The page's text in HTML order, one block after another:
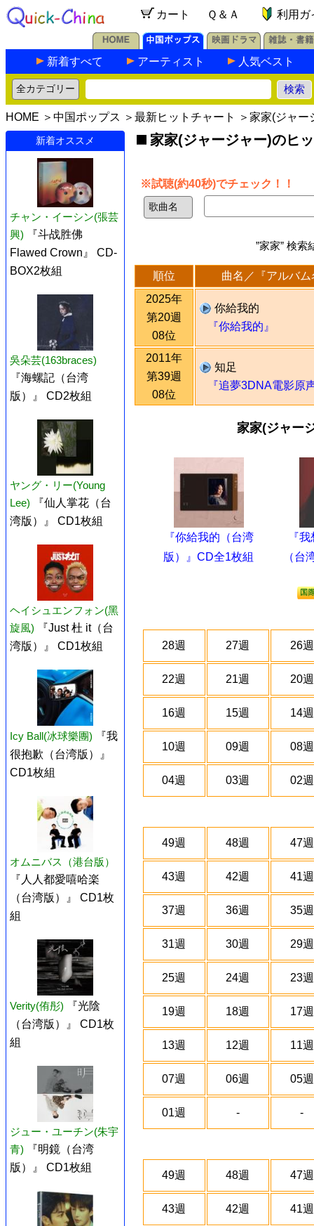
カート Ｑ＆Ａ 利用ガ
新着すべて アーティスト 人気ベスト
HOME ＞ 中国ポップス ＞ 最新ヒットチャート ＞家家(ジャー
新着オススメ
チャン・イーシン(張芸
興)
『斗战胜佛
Flawed Crown』 CD-
BOX2枚組
吳朵芸(163braces)
『海螺記（台湾
版）』 CD2枚組
ヤング・リー(Young
Lee)
『仙人掌花（台
湾版）』 CD1枚組
ヘイシュエンフォン(黑
旋風)
『Just 杜 it（台
湾版）』 CD1枚組
Icy Ball(冰球樂團)
『我
很抱歉（台湾版）』
CD1枚組
オムニバス（港台版）
『人人都愛嘻哈楽
（台湾版）』 CD1枚
組
Verity(侑彤)
『光陰
（台湾版）』 CD1枚
組
ジュー・ユーチン(朱宇
青)
『明鏡（台湾
版）』 CD1枚組
家家(ジャージャー)のヒ
※試聴(約40秒)でチェック！！
”家家” 検
順位
曲名／『アルバム
2025年
第20週
08位
你給我的
『你給我的』
2011年
第39週
08位
知足
『追夢3DNA電影原
家家(ジャー
『你給我的（台湾
版）』CD全1枚組
『
（台
28週 27週 26週
22週 21週 20週
16週 15週 14週
10週 09週 08週
04週 03週 02週
49週 48週 47週
43週 42週 41週
37週 36週 35週
31週 30週 29週
25週 24週 23週
19週 18週 17週
13週 12週 11週
07週 06週 05週
01週 - -
49週 48週 47週
43週 42週 41週